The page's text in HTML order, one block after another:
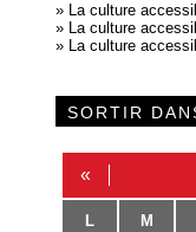
» La culture
» La culture
» La culture
SORTIR
«
L M